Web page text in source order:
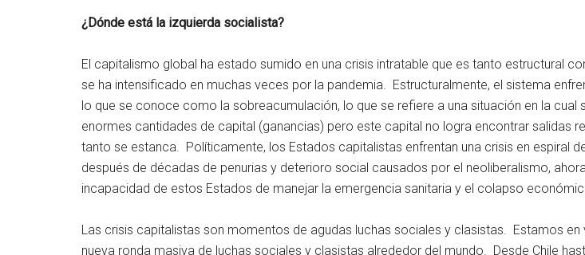
¿Dónde está la izquierda socialista?
El capitalismo global ha estado sumido en una crisis intratable que es tanto estructural
se ha intensificado en muchas veces por la pandemia. Estructuralmente, el sistema
lo que se conoce como la sobreacumulación, lo que se refiere a una situación en la cual
enormes cantidades de capital (ganancias) pero este capital no logra encontrar salidas
tanto se estanca. Políticamente, los Estados capitalistas enfrentan una crisis en espiral
después de décadas de penurias y deterioro social causados por el neoliberalismo,
incapacidad de estos Estados de manejar la emergencia sanitaria y el colapso
Las crisis capitalistas son momentos de agudas luchas sociales y clasistas. Estamos en
nueva ronda masiva de luchas sociales y clasistas alrededor del mundo. Desde Chile